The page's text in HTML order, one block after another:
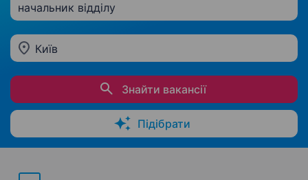
начальник відділу
Київ
Знайти вакансії
Підібрати